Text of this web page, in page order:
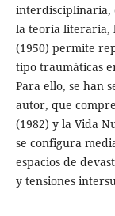
interdisciplinaria,
la teoría literaria,
(1950) permite
tipo traumáticas
Para ello, se han
autor, que
(1982) y la Vida
se configura
espacios de
y tensiones